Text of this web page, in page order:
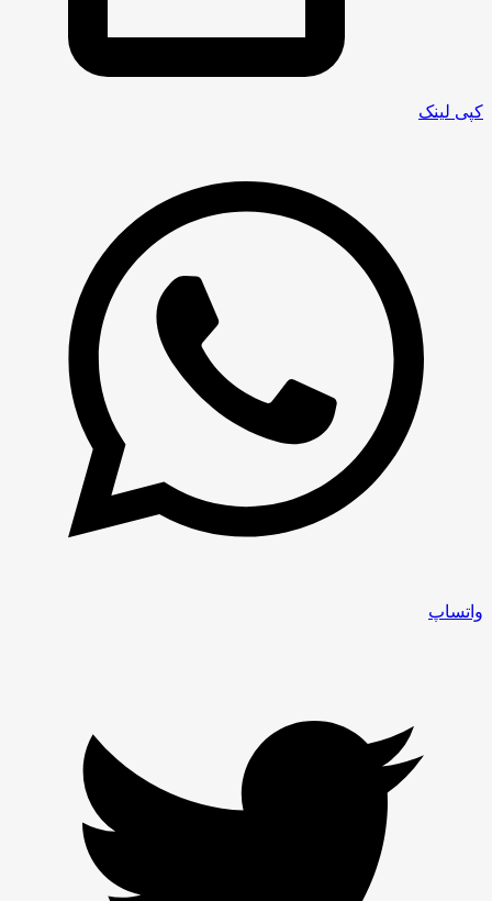
کپی لینک
واتساپ